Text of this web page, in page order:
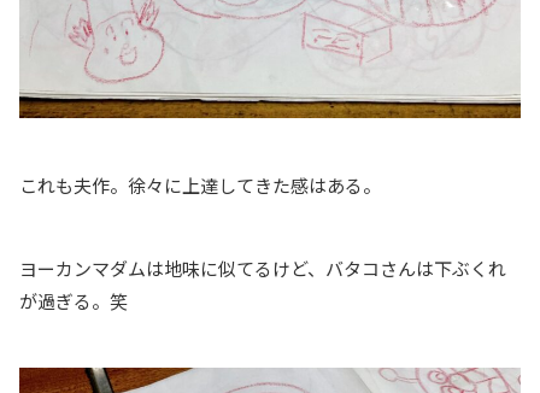
これも夫作。徐々に上達してきた感はある。
ヨーカンマダムは地味に似てるけど、バタコさんは下ぶくれ
が過ぎる。笑